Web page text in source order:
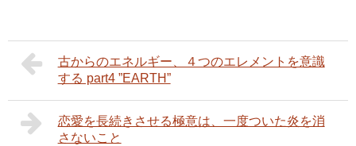
古からのエネルギー、４つのエレメントを意識
する part4 ”EARTH”
恋愛を長続きさせる極意は、一度ついた炎を消
さないこと